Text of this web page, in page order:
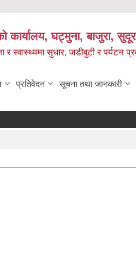
कार्यालय, घट्मुना, बाजुरा,
स्वास्थ्यमा सुधार, जडीबुटी र पर्यटन
प्रतिवेदन सूचना तथा जानकारी